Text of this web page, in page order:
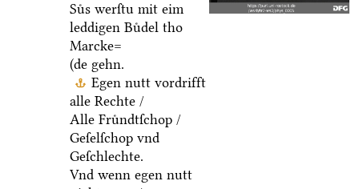
Suͤs werſtu mit eim
leddigen Buͤdel tho
Marcke=
(de gehn.
Egen nutt vordrifft
alle Rechte /
Alle Fruͤndtſchop /
Geſelſchop vnd
Geſchlechte.
Vnd wenn egen nutt